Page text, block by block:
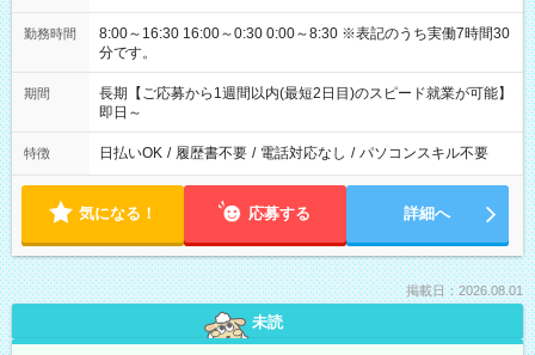
勤務時間
8:00～16:30 16:00～0:30 0:00～8:30 ※表記のうち実働7時間30
分です。
期間
長期【ご応募から1週間以内(最短2日目)のスピード就業が可能】
即日～
特徴 日払いOK / 履歴書不要 / 電話対応なし / パソコンスキル不要
気になる！ 応募する 詳細へ
掲載日：2026.08.01
未読